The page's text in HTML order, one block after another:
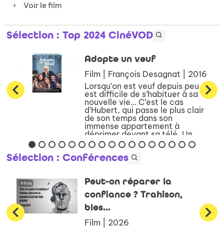
Voir le film
Sélection : Top 2024 CinéVOD
Adopte un veuf
Film | François Desagnat | 2016
Lorsqu’on est veuf depuis peu, il
est difficile de s’habituer à sa
nouvelle vie… C’est le cas
d’Hubert, qui passe le plus clair
de son temps dans son
immense appartement à
déprimer devant sa télé. Un
beau jour, Manuela, une jeune
...
Sélection : Conférences
Peut-on réparer la
confiance ? Trahison,
bles...
Film | 2026